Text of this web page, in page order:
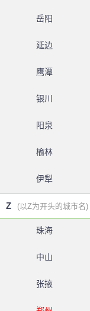
岳阳
延边
鹰潭
银川
阳泉
榆林
伊犁
Z (以Z为开头的城市名)
珠海
中山
张掖